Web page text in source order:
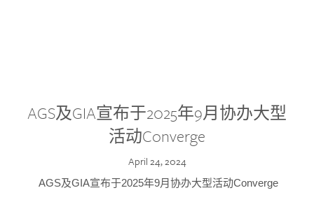
AGS及GIA宣布于2025年9月协办大型
活动Converge
April 24, 2024
AGS及GIA宣布于2025年9月协办大型活动Converge